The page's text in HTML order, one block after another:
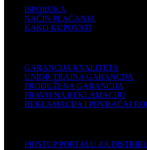
ISPORUKA
NAČIN PLAĆANJA
KAKO KUPOVATI
GARANCIJA KVALITETA
UNIOR TRAJNA GARANCIJA
PRODUŽENA GARANCIJA
PRAVO NA REKLAMACIJU
REKLAMACIJA I POVRAĆAJ
PRISTUP PORTALU ZA